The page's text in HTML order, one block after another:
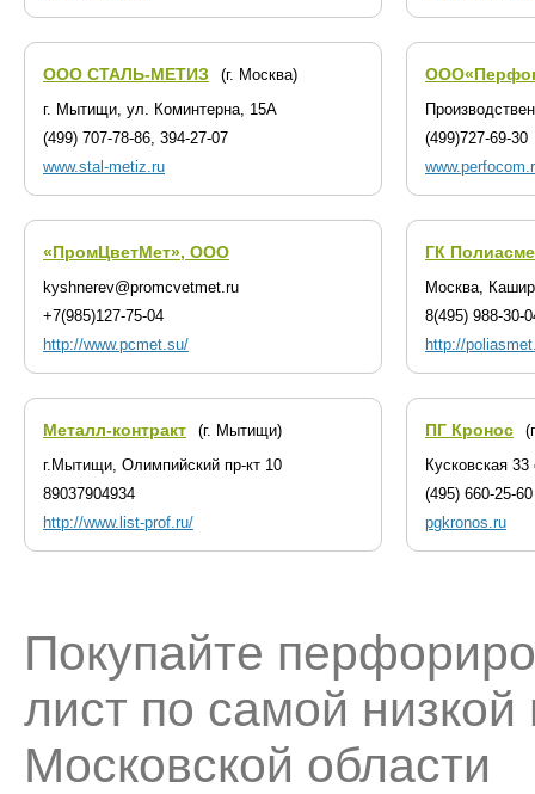
ООО СТАЛЬ-МЕТИЗ
(г. Москва)
г. Мытищи, ул. Коминтерна, 15А
(499) 707-78-86, 394-27-07
www.stal-metiz.ru
(499)727-69-30
«ПромЦветМет», ООО
kyshnerev@promcvetmet.ru
+7(985)127-75-04
http://www.pcmet.su/
ГК
Москва,
8(495) 988-30-
http://
Металл-контракт
(г. Мытищи)
г.Мытищи, Олимпийский пр-кт 10
89037904934
http://www.list-prof.ru/
ПГ Кронос
Кусковская
(495) 660-25-60
pgkronos.ru
Покупайте
лист по самой
Московской области